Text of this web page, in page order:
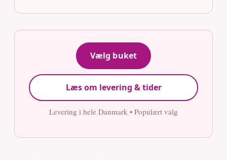
Vælg buket
Læs om levering & tider
Levering i hele Danmark • Populært valg